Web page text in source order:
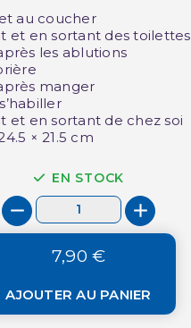
au coucher
et en sortant des toilettes
les ablutions
manger
et en sortant de chez soi
× 21.5 cm
EN STOCK
7,90 €
AJOUTER AU PANIER